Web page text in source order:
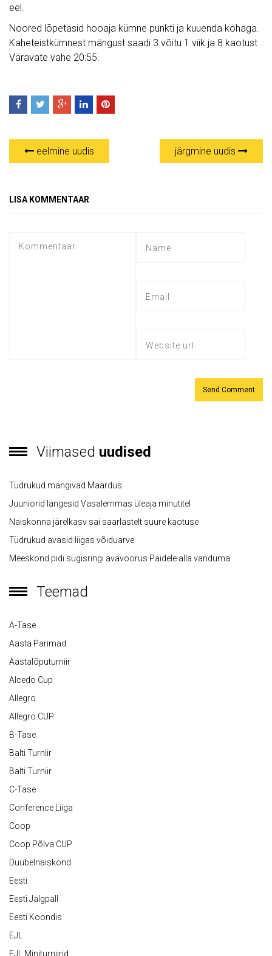
eel.
Noored lõpetasid hooaja kümne punkti ja kuuenda kohaga.
Kaheteistkümnest mängust saadi 3 võitu 1 viik ja 8 kaotust .
Väravate vahe 20:55.
eelmine uudis järgmine uudis
LISA KOMMENTAAR
Viimased uudised
Tüdrukud mängivad Maardus
Juuniorid langesid Vasalemmas üleaja minutitel
Naiskonna järelkasv sai saarlastelt suure kaotuse
Tüdrukud avasid liigas võiduarve
Meeskond pidi sügisringi avavoorus Paidele alla vanduma
Teemad
A-Tase
Aasta Parimad
Aastalõputurniir
Alcedo Cup
Allegro
Allegro CUP
B-Tase
Balti Turniir
Balti Turniir
C-Tase
Conference Liiga
Coop
Coop Põlva CUP
Duubelnaiskond
Eesti
Eesti Jalgpall
Eesti Koondis
EJL
EJL Miniturniirid